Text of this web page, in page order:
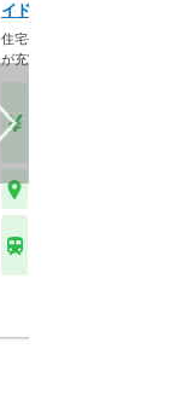
イド
住宅手当や職員食堂など福利
が充実している病院求…